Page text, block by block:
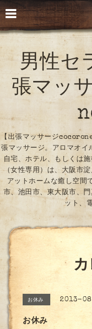
男性セ
張マッ
【出張マッサージ
張マッサージ。アロマオイ
自宅、ホテル、もしくは
（女性専用）は、大阪市
アットホームな癒し空間
市、池田市、東大阪市、
ット、
カ
お休み 2013-
お休み